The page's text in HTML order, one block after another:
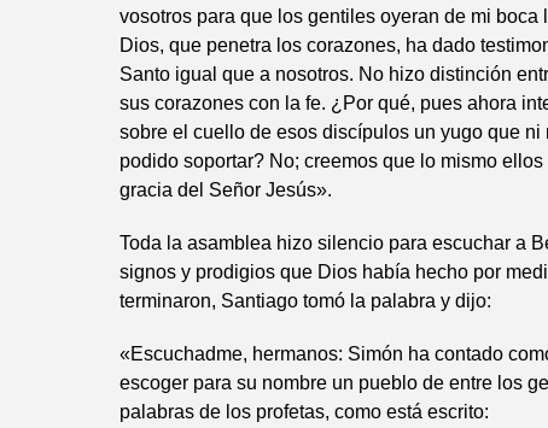
vosotros para que los gentiles oyeran de mi
Dios, que penetra los corazones, ha dado
Santo igual que a nosotros. No hizo distinción
sus corazones con la fe. ¿Por qué, pues ahora
sobre el cuello de esos discípulos un yugo que
podido soportar? No; creemos que lo mismo
gracia del Señor Jesús».
Toda la asamblea hizo silencio para escuchar a
signos y prodigios que Dios había hecho por
terminaron, Santiago tomó la palabra y dijo:
«Escuchadme, hermanos: Simón ha contado
escoger para su nombre un pueblo de entre los
palabras de los profetas, como está escrito: